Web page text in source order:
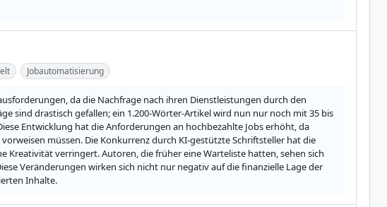
Jobautomatisierung
da die Nachfrage nach ihren Dienstleistungen durch den
sind drastisch gefallen; ein 1.200-Wörter-Artikel wird nun nur noch mit 35 bis
Entwicklung hat die Anforderungen an hochbezahlte Jobs erhöht, da
müssen. Die Konkurrenz durch KI-gestützte Schriftsteller hat die
verringert. Autoren, die früher eine Warteliste hatten, sehen sich
Veränderungen wirken sich nicht nur negativ auf die finanzielle Lage der
Inhalte.